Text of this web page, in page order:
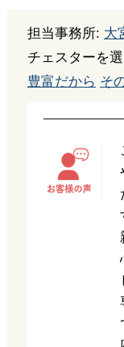
担当事務所: 大
チェスターを
豊富だから そ